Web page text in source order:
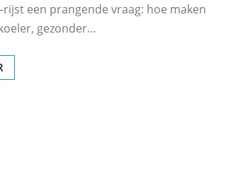
een prangende vraag: hoe maken
gezonder…